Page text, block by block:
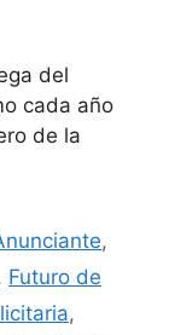
del
cada año
de la
,
, Futuro de
,